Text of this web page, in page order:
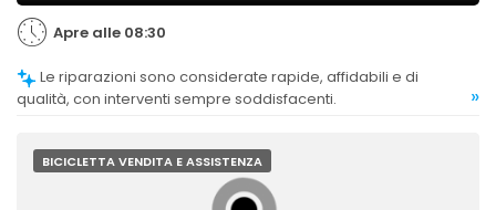
Apre alle 08:30
qualità, con interventi sempre soddisfacenti.
»
BICICLETTA VENDITA E ASSISTENZA